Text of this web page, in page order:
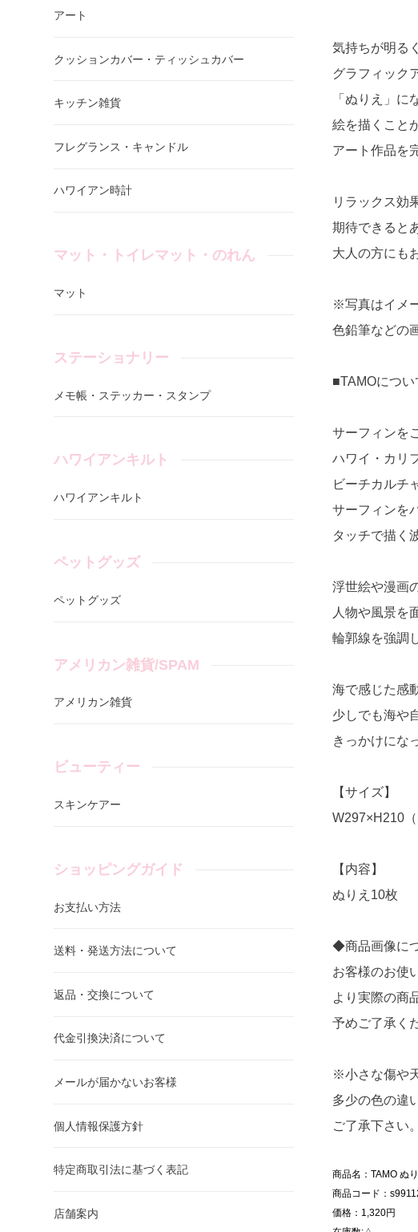
気持ちが明る
グラフィック
「ぬりえ」に
絵を描くこと
アート作品を
リラックス効
期待できると
大人の方にも
※写真はイメ
色鉛筆などの
■TAMOについ
サーフィンを
ハワイ・カリ
ビーチカルチ
サーフィンを
タッチで描く
浮世絵や漫画
人物や風景を
輪郭線を強調
海で感じた感
少しでも海や
きっかけにな
【サイズ】
W297×H210（
【内容】
ぬりえ10枚
◆商品画像に
お客様のお使
より実際の商
予めご了承く
※小さな傷や
多少の色の違
ご了承下さい。
商品名：TAMO ぬ
商品コード：
価格：1,320円
アート
クッションカバー・ティッシュカバー
キッチン雑貨
フレグランス・キャンドル
ハワイアン時計
マット・トイレマット・のれん
マット
ステーショナリー
メモ帳・ステッカー・スタンプ
ハワイアンキルト
ハワイアンキルト
ペットグッズ
ペットグッズ
アメリカン雑貨/SPAM
アメリカン雑貨
ビューティー
スキンケアー
ショッピングガイド
お支払い方法
送料・発送方法について
返品・交換について
代金引換決済について
メールが届かないお客様
個人情報保護方針
特定商取引法に基づく表記
店舗案内